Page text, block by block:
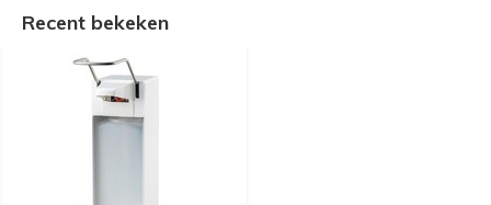
Recent bekeken